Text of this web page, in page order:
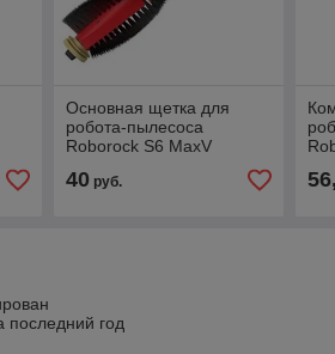
Основная щетка для
робота-пылесоса
Roborock S6 MaxV
40руб.
последний год